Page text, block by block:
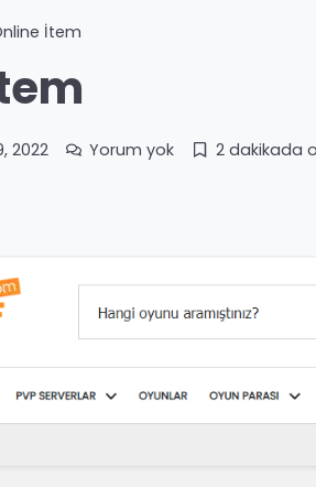
İtem
2022 Yorum yok 2 dakikada